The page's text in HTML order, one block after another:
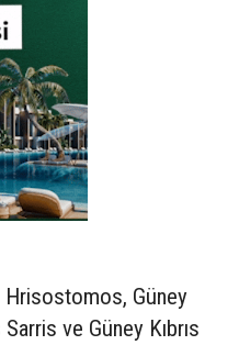
Güney
ve Güney Kıbrıs